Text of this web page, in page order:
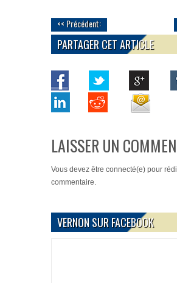
<< Précédent:
PARTAGER CET ARTICLE
LAISSER UN
Vous devez être connecté(e) pour
commentaire.
VERNON SUR FACEBOOK